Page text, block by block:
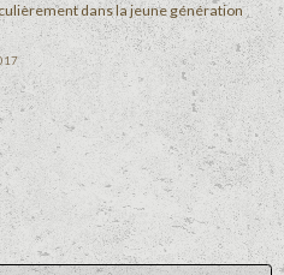
dans la jeune génération